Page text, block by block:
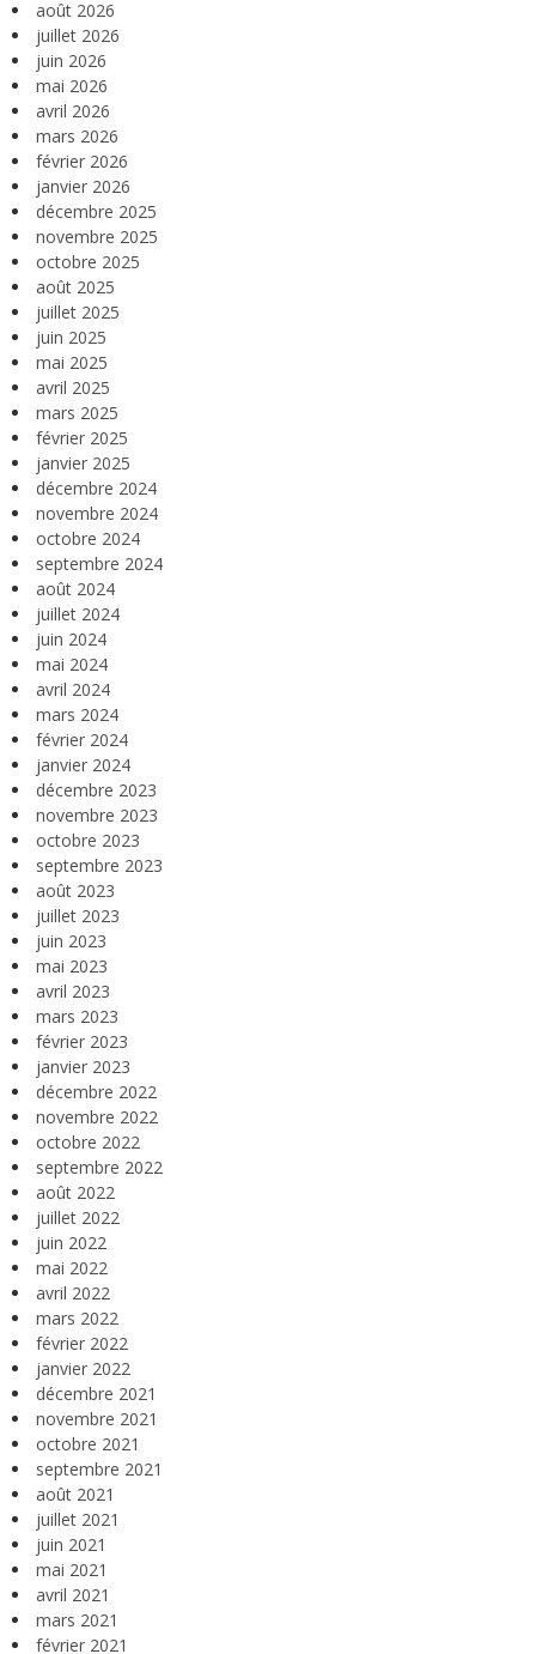
août 2026
juillet 2026
juin 2026
mai 2026
avril 2026
mars 2026
février 2026
janvier 2026
décembre 2025
novembre 2025
octobre 2025
août 2025
juillet 2025
juin 2025
mai 2025
avril 2025
mars 2025
février 2025
janvier 2025
décembre 2024
novembre 2024
octobre 2024
septembre 2024
août 2024
juillet 2024
juin 2024
mai 2024
avril 2024
mars 2024
février 2024
janvier 2024
décembre 2023
novembre 2023
octobre 2023
septembre 2023
août 2023
juillet 2023
juin 2023
mai 2023
avril 2023
mars 2023
février 2023
janvier 2023
décembre 2022
novembre 2022
octobre 2022
septembre 2022
août 2022
juillet 2022
juin 2022
mai 2022
avril 2022
mars 2022
février 2022
janvier 2022
décembre 2021
novembre 2021
octobre 2021
septembre 2021
août 2021
juillet 2021
juin 2021
mai 2021
avril 2021
mars 2021
février 2021